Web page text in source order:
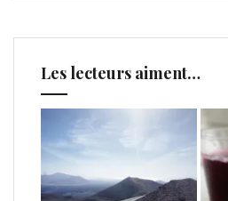
Les lecteurs aiment…